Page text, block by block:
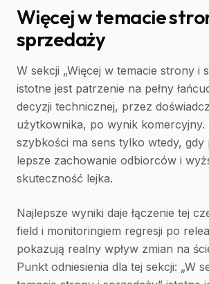
Więcej w temacie
sprzedaży
W sekcji „Więcej w temacie strony i
istotne jest patrzenie na pełny
decyzji technicznej, przez
użytkownika, po wynik komercyjny.
szybkości ma sens tylko wtedy, gdy
lepsze zachowanie odbiorców i
skuteczność lejka.
Najlepsze wyniki daje łączenie tej
field i monitoringiem regresji po
pokazują realny wpływ zmian na
Punkt odniesienia dla tej sekcji: „W